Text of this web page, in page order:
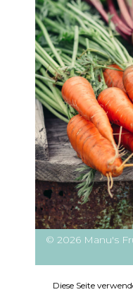
© 2026 Manu's
Diese Seite